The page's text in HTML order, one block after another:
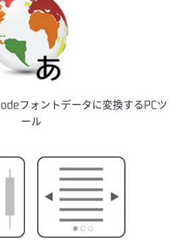
フォントデータに変換するPCツ
ール